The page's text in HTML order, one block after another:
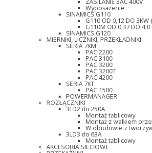
ZASILANIE 3AC 400V
Wyposażenie
SINAMICS G110
G110 OD 0,12 DO 3KW
G110M OD 0,37 DO 4,0
SINAMICS G120
MIERNIKI, LICZNIKI, PRZEKŁADNIKI
SERIA 7KM
PAC 2200
PAC 3100
PAC 3200
PAC 3200T
PAC 4200
SERIA 7KT
PAC 1500
POWERMANAGER
ROZŁĄCZNIKI
3LD2 do 250A
Montaż tablicowy
Montaż z wałkiem
W obudowie z
3LD3 do 63A
Montaż tablicowy
AKCESORIA SIECIOWE